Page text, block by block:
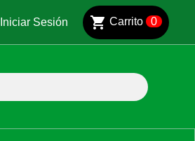
Iniciar Sesión shopping_cart Carrito 0